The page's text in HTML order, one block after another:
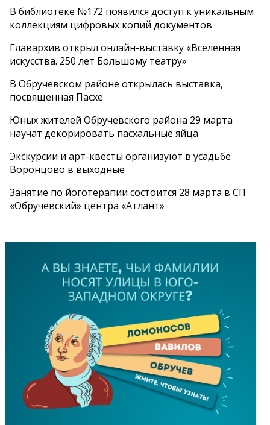
В библиотеке №172 появился доступ к уникальным
коллекциям цифровых копий документов
Главархив открыл онлайн-выставку «Вселенная
искусства. 250 лет Большому театру»
В Обручевском районе открылась выставка,
посвященная Пасхе
Юных жителей Обручевского района 29 марта
научат декорировать пасхальные яйца
Экскурсии и арт-квесты организуют в усадьбе
Воронцово в выходные
Занятие по йоготерапии состоится 28 марта в СП
«Обручевский» центра «Атлант»